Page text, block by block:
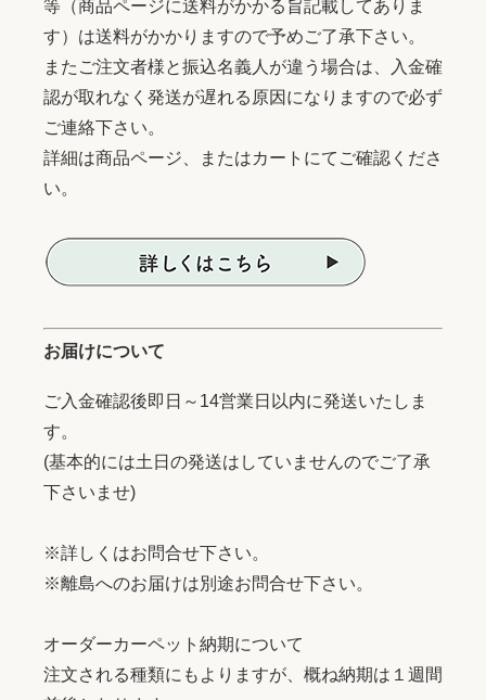
等（商品ページに送料がかかる旨記載してありま
す）は送料がかかりますので予めご了承下さい。
またご注文者様と振込名義人が違う場合は、入金確
認が取れなく発送が遅れる原因になりますので必ず
ご連絡下さい。
詳細は商品ページ、またはカートにてご確認くださ
い。
お届けについて
ご入金確認後即日～14営業日以内に発送いたしま
す。
(基本的には土日の発送はしていませんのでご了承
下さいませ)
※詳しくはお問合せ下さい。
※離島へのお届けは別途お問合せ下さい。
オーダーカーペット納期について
注文される種類にもよりますが、概ね納期は１週間